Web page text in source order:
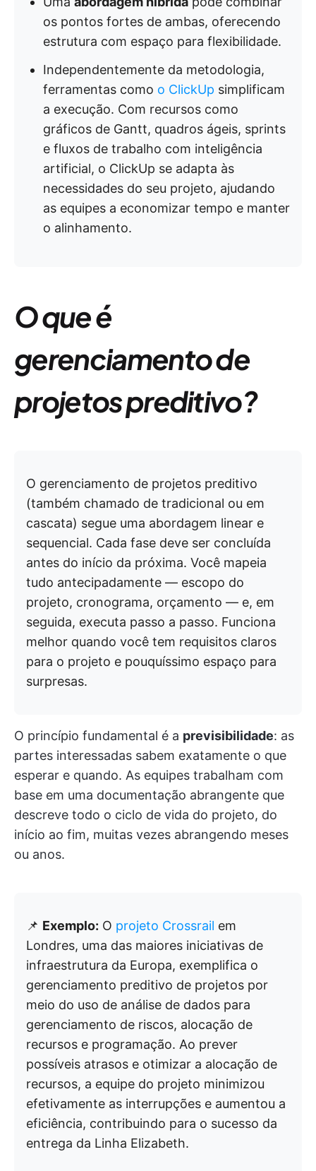
os pontos fortes de ambas, oferecendo
estrutura com espaço para flexibilidade.
Independentemente da metodologia,
ferramentas como o ClickUp simplificam
a execução. Com recursos como
gráficos de Gantt, quadros ágeis, sprints
e fluxos de trabalho com inteligência
artificial, o ClickUp se adapta às
necessidades do seu projeto, ajudando
as equipes a economizar tempo e manter
o alinhamento.
O que é
gerenciamento de
projetos preditivo?
O gerenciamento de projetos preditivo
(também chamado de tradicional ou em
cascata) segue uma abordagem linear e
sequencial. Cada fase deve ser concluída
antes do início da próxima. Você mapeia
tudo antecipadamente — escopo do
projeto, cronograma, orçamento — e, em
seguida, executa passo a passo. Funciona
melhor quando você tem requisitos claros
para o projeto e pouquíssimo espaço para
surpresas.
O princípio fundamental é a previsibilidade: as
partes interessadas sabem exatamente o que
esperar e quando. As equipes trabalham com
base em uma documentação abrangente que
descreve todo o ciclo de vida do projeto, do
início ao fim, muitas vezes abrangendo meses
ou anos.
📌 Exemplo: O projeto Crossrail em
Londres, uma das maiores iniciativas de
infraestrutura da Europa, exemplifica o
gerenciamento preditivo de projetos por
meio do uso de análise de dados para
gerenciamento de riscos, alocação de
recursos e programação. Ao prever
possíveis atrasos e otimizar a alocação de
recursos, a equipe do projeto minimizou
efetivamente as interrupções e aumentou a
eficiência, contribuindo para o sucesso da
entrega da Linha Elizabeth.